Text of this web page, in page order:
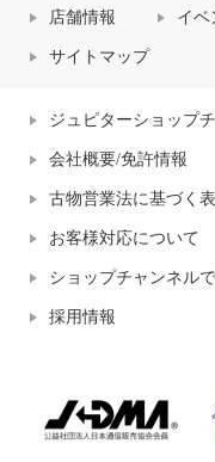
店舗情報 イベ
サイトマップ
ジュピターショップ
会社概要/免許情報
古物営業法に基づく
お客様対応について
ショップチャンネル
採用情報